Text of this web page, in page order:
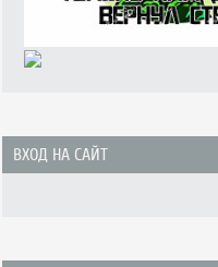
ВХОД НА САЙТ